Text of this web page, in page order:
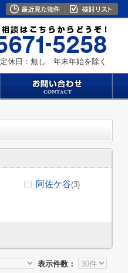
定休日：無し 年末年始を除く
阿佐ケ谷(3)
表示件数：